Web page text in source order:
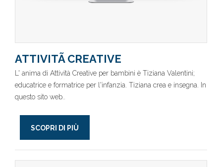
ATTIVITÃ CREATIVE
L' anima di Attività Creative per bambini è Tiziana Valentini;
educatrice e formatrice per l'infanzia. Tiziana crea e insegna. In
questo sito web..
SCOPRI DI PIÙ